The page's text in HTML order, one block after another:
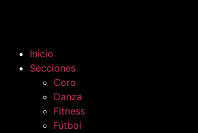
Inicio
Secciones
Coro
Danza
Fitness
Fútbol